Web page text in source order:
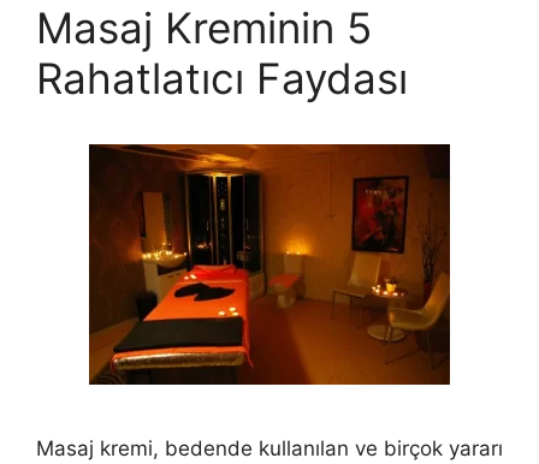
Masaj Kreminin 5
Rahatlatıcı Faydası
Masaj kremi, bedende kullanılan ve birçok yararı